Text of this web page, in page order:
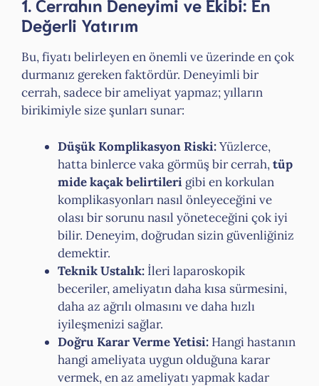
Değerli Yatırım
Bu, fiyatı belirleyen en önemli ve üzerinde en çok
durmanız gereken faktördür. Deneyimli bir
cerrah, sadece bir ameliyat yapmaz; yılların
birikimiyle size şunları sunar:
Düşük Komplikasyon Riski:Yüzlerce,
hatta binlerce vaka görmüş bir cerrah,tüp
mide kaçak belirtileri gibi en korkulan
komplikasyonları nasıl önleyeceğini ve
olası bir sorunu nasıl yöneteceğini çok iyi
bilir. Deneyim, doğrudan sizin güvenliğiniz
demektir.
Teknik Ustalık: İleri laparoskopik
beceriler, ameliyatın daha kısa sürmesini,
daha az ağrılı olmasını ve daha hızlı
iyileşmenizi sağlar.
Doğru Karar Verme Yetisi: Hangi hastanın
hangi ameliyata uygun olduğuna karar
vermek, en az ameliyatı yapmak kadar